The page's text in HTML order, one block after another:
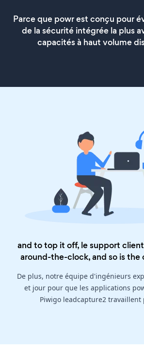
Parce que powr est conçu pour
de la sécurité intégrée la plus
capacités à haut volume
and to top it off, le support
around-the-clock, and so is the
De plus, notre équipe d'ingénieurs
et jour pour que les applications
Piwigo leadcapture2 travaillent